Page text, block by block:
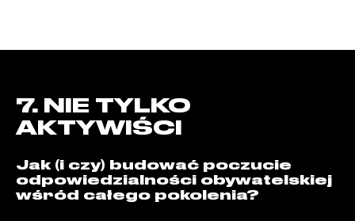
7. NIE TYLKO
AKTYWIŚCI
Jak (i czy) budować poczucie
odpowiedzialności obywatelskiej
wśród całego pokolenia?